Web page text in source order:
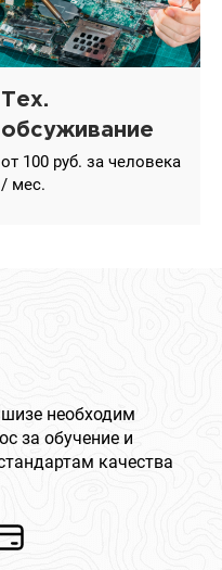
Тех.
обсуживание
от 100 руб. за человека
/ мес.
необходим
за обучение и
качества